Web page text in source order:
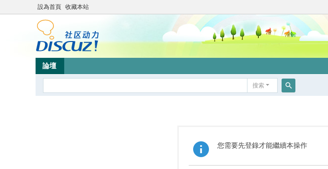
設為首頁 收藏本站
論壇
搜索
您需要先登錄才能繼續本操作